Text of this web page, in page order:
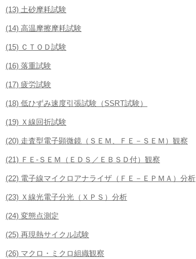
(13) 土砂摩耗試験
(14) 高温摩擦摩耗試験
(15) ＣＴＯＤ試験
(16) 落重試験
(17) 疲労試験
(18) 低ひずみ速度引張試験（SSRT試験）
(19) Ｘ線回折試験
(20) 走査型電子顕微鏡（ＳＥＭ、ＦＥ－ＳＥＭ）観察
(21) ＦＥ-ＳＥＭ（ＥＤＳ／ＥＢＳＤ付）観察
(22) 電子線マイクロアナライザ（ＦＥ－ＥＰＭＡ）分析
(23) Ｘ線光電子分光（ＸＰＳ）分析
(24) 変態点測定
(25) 再現熱サイクル試験
(26) マクロ・ミクロ組織観察